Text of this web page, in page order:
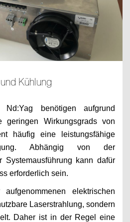
Kühlung
Nd:Yag benötigen aufgrund
geringen Wirkungsgrads von
häufig eine leistungsfähige
Abhängig von der
Systemausführung kann dafür
erforderlich sein.
elektrischen
Laserstrahlung, sondern
Daher ist in der Regel eine